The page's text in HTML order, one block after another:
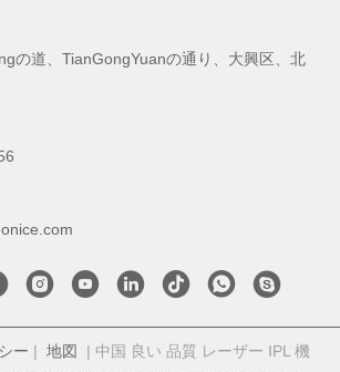
の道、TianGongYuanの通り、大興区、北
ー | 地図
| 中国 良い 品質 レーザー IPL 機